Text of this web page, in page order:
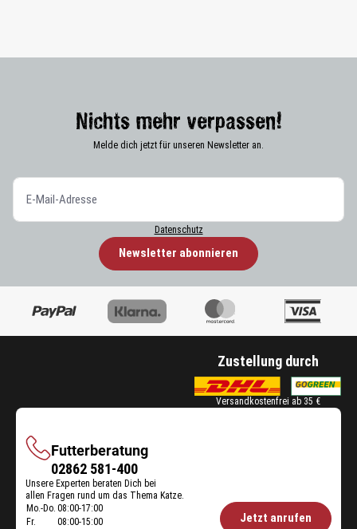
Nichts mehr verpassen!
Melde dich jetzt für unseren Newsletter an.
Datenschutz
Newsletter abonnieren
Zustellung durch
Versandkostenfrei ab 35 €
Futterberatung
Futterberatung
02862 581-400
Unsere Experten beraten Dich bei
allen Fragen rund um das Thema Katze.
Öffnungszeiten
Mo.-Do. 08:00-17:00
Fr.
08:00-15:00 Jetzt anrufen